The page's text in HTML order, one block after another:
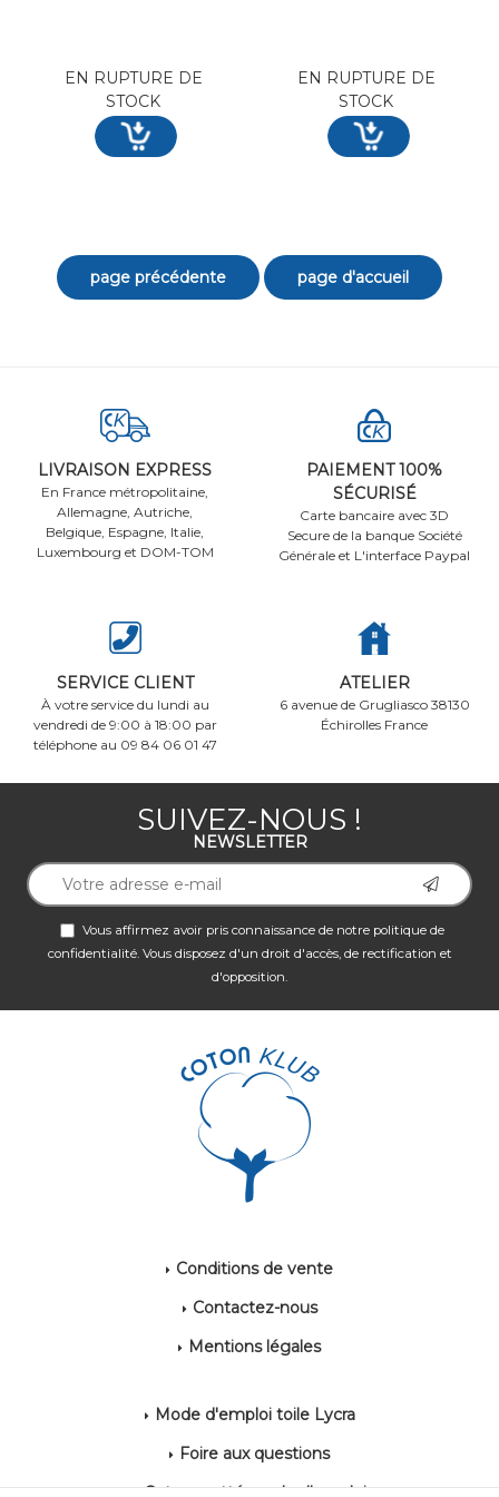
EN RUPTURE DE
STOCK
EN RUPTURE DE
STOCK
LIVRAISON EXPRESS
En France métropolitaine,
Allemagne, Autriche,
Belgique, Espagne, Italie,
Luxembourg et DOM-TOM
PAIEMENT 100%
SÉCURISÉ
Carte bancaire avec 3D
Secure de la banque Société
Générale et L'interface Paypal
SERVICE CLIENT
À votre service du lundi au
vendredi de 9:00 à 18:00 par
téléphone au 09 84 06 01 47
ATELIER
6 avenue de Grugliasco 38130
Échirolles France
SUIVEZ-NOUS !
NEWSLETTER
Vous affirmez avoir pris connaissance de notre politique de
confidentialité. Vous disposez d'un droit d'accès, de rectification et
d'opposition.
Conditions de vente
Contactez-nous
Mentions légales
Mode d'emploi toile Lycra
Foire aux questions
Coton gratté mode d'emploi